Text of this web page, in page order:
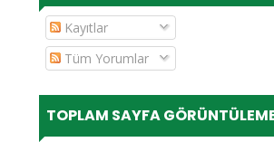
Kayıtlar
Tüm Yorumlar
TOPLAM SAYFA